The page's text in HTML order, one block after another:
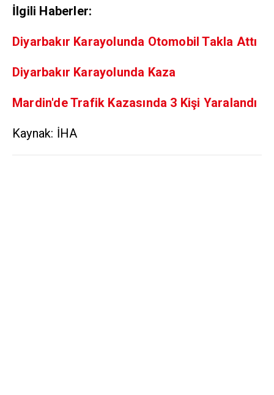
İlgili Haberler:
Diyarbakır Karayolunda Otomobil Takla Attı
Diyarbakır Karayolunda Kaza
Mardin'de Trafik Kazasında 3 Kişi Yaralandı
Kaynak: İHA